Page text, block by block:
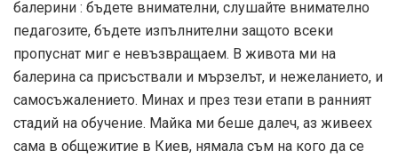
балерини : бъдете внимателни, слушайте внимателно
педагозите, бъдете изпълнителни защото всеки
пропуснат миг е невъзвращаем. В живота ми на
балерина са присъствали и мързелът, и нежеланието, и
самосъжалението. Минах и през тези етапи в ранният
стадий на обучение. Майка ми беше далеч, аз живеех
сама в общежитие в Киев, нямала съм на кого да се